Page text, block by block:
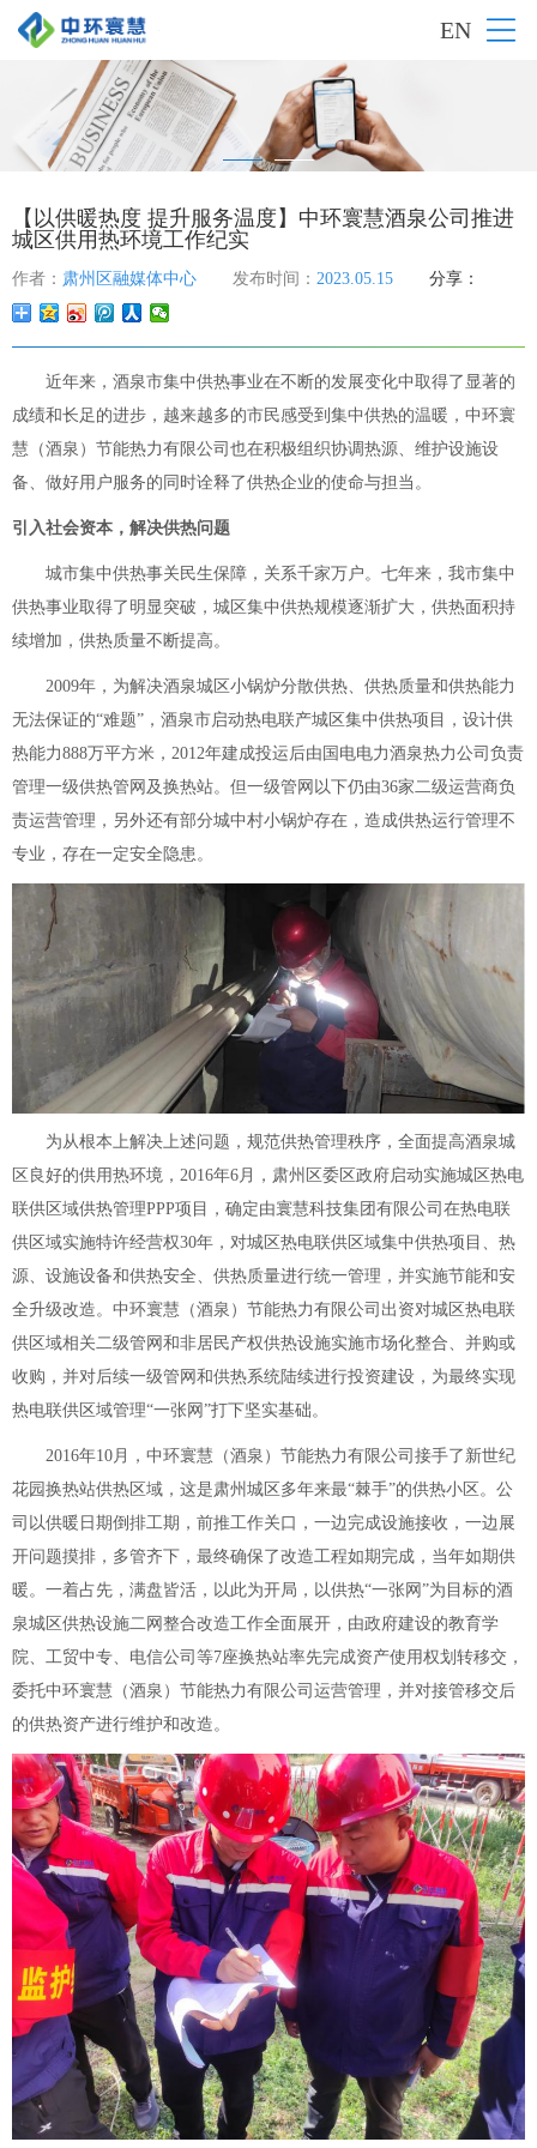
EN
【以供暖热度 提升服务温度】中环寰慧酒泉公司推进
城区供用热环境工作纪实
作者： 肃州区融媒体中心 发布时间： 2023.05.15 分享：
近年来，酒泉市集中供热事业在不断的发展变化中取得了显著的
成绩和长足的进步，越来越多的市民感受到集中供热的温暖，中环寰
慧（酒泉）节能热力有限公司也在积极组织协调热源、维护设施设
备、做好用户服务的同时诠释了供热企业的使命与担当。
引入社会资本，解决供热问题
城市集中供热事关民生保障，关系千家万户。七年来，我市集中
供热事业取得了明显突破，城区集中供热规模逐渐扩大，供热面积持
续增加，供热质量不断提高。
2009年，为解决酒泉城区小锅炉分散供热、供热质量和供热能力
无法保证的“难题”，酒泉市启动热电联产城区集中供热项目，设计供
热能力888万平方米，2012年建成投运后由国电电力酒泉热力公司负责
管理一级供热管网及换热站。但一级管网以下仍由36家二级运营商负
责运营管理，另外还有部分城中村小锅炉存在，造成供热运行管理不
专业，存在一定安全隐患。
为从根本上解决上述问题，规范供热管理秩序，全面提高酒泉城
区良好的供用热环境，2016年6月，肃州区委区政府启动实施城区热电
联供区域供热管理PPP项目，确定由寰慧科技集团有限公司在热电联
供区域实施特许经营权30年，对城区热电联供区域集中供热项目、热
源、设施设备和供热安全、供热质量进行统一管理，并实施节能和安
全升级改造。中环寰慧（酒泉）节能热力有限公司出资对城区热电联
供区域相关二级管网和非居民产权供热设施实施市场化整合、并购或
收购，并对后续一级管网和供热系统陆续进行投资建设，为最终实现
热电联供区域管理“一张网”打下坚实基础。
2016年10月，中环寰慧（酒泉）节能热力有限公司接手了新世纪
花园换热站供热区域，这是肃州城区多年来最“棘手”的供热小区。公
司以供暖日期倒排工期，前推工作关口，一边完成设施接收，一边展
开问题摸排，多管齐下，最终确保了改造工程如期完成，当年如期供
暖。一着占先，满盘皆活，以此为开局，以供热“一张网”为目标的酒
泉城区供热设施二网整合改造工作全面展开，由政府建设的教育学
院、工贸中专、电信公司等7座换热站率先完成资产使用权划转移交，
委托中环寰慧（酒泉）节能热力有限公司运营管理，并对接管移交后
的供热资产进行维护和改造。